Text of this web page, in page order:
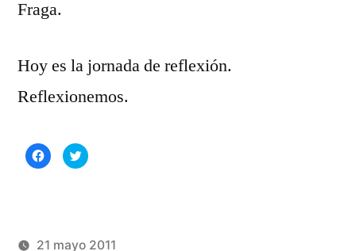
Fraga.
Hoy es la jornada de reflexión.
Reflexionemos.
Haz
clic
una
ventana
Haz
clic
una
ventana
21 mayo 2011